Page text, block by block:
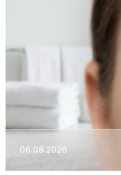
06.08.2026